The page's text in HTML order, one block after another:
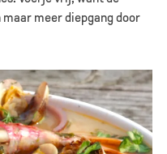
meer diepgang door